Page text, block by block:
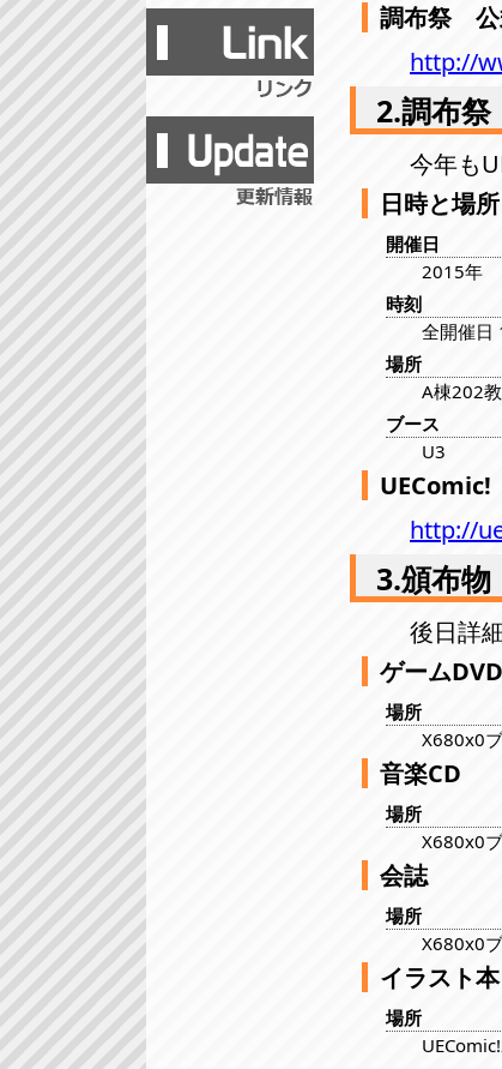
調布祭 公
http://
2.調布
今年も
日時と場所
開催日
2015年
時刻
全開催日
場所
A棟202
ブース
U3
http://
3.頒布物
後日詳
ゲームDVD
場所
X680x0
音楽CD
場所
X680x0
会誌
場所
X680x0
イラスト本
場所